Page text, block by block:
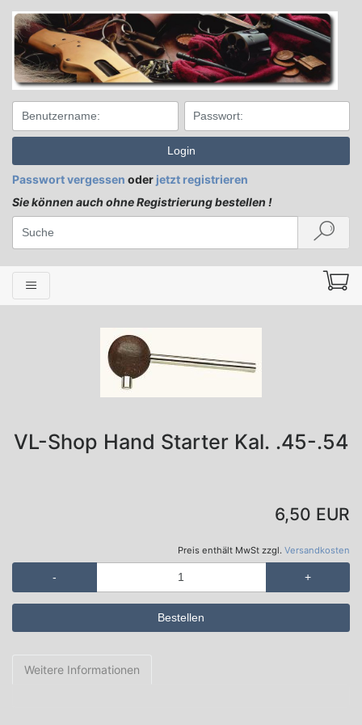
Login
Passwort vergessen oder jetzt registrieren
Sie können auch ohne Registrierung bestellen !
VL-Shop Hand Starter Kal. .45-.54
6,50 EUR
Preis enthält MwSt zzgl. Versandkosten
- +
Weitere Informationen